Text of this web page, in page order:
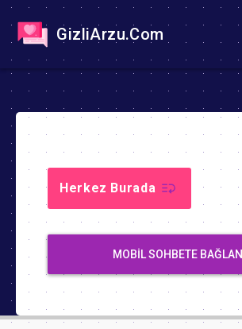
GizliArzu.Com
Herkez Burada
MOBIL SOHBETE BAĞLAN